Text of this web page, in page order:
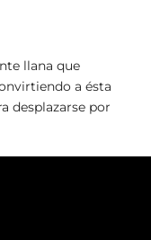
llana que
a ésta
desplazarse por